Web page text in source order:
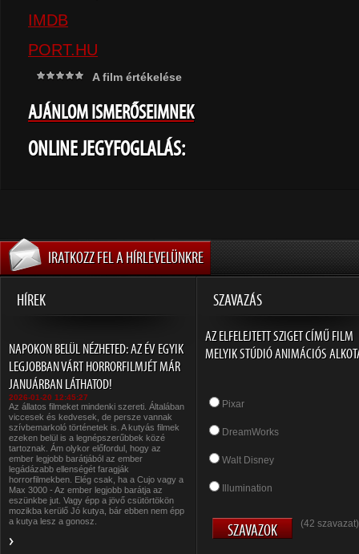
IMDB
PORT.HU
A film értékelése
AJÁNLOM ISMERŐSEIMNEK
ONLINE JEGYFOGLALÁS:
IRATKOZZ FEL A HÍRLEVELÜNKRE
HÍREK SZAVAZÁS
NAPOKON BELÜL NÉZHETED: AZ ÉV EGYIK
LEGJOBBAN VÁRT HORRORFILMJÉT MÁR
JANUÁRBAN LÁTHATOD!
2026-01-20 12:45:27
Az állatos filmeket mindenki szereti. Általában
viccesek és kedvesek, de persze vannak
szívbemarkoló történetek is. A kutyás filmek
ezeken belül is a legnépszerűbbek közé
tartoznak. Ám olykor előfordul, hogy az
ember legjobb barátjából az ember
legádázabb ellenségét faragják
horrorfilmekben. Elég csak, ha a Cujo vagy a
Max 3000 - Az ember legjobb barátja az
eszünkbe jut. Vagy épp a jövő csütörtökön
mozikba kerülő Jó kutya, bár ebben nem épp
a kutya lesz a gonosz.
AZ ELFELEJTETT SZIGET CÍMŰ FILM
MELYIK STÚDIÓ ANIMÁCIÓS
Pixar
DreamWorks
Walt Disney
Illumination
(42 szavazat)